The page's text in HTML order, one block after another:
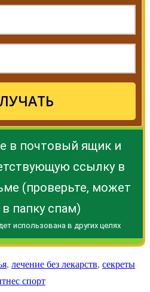
в почтовый ящик и
ссылку в
(проверьте, может
папку спам)
использована в других целях
, лечение без лекарств, секреты
спорт